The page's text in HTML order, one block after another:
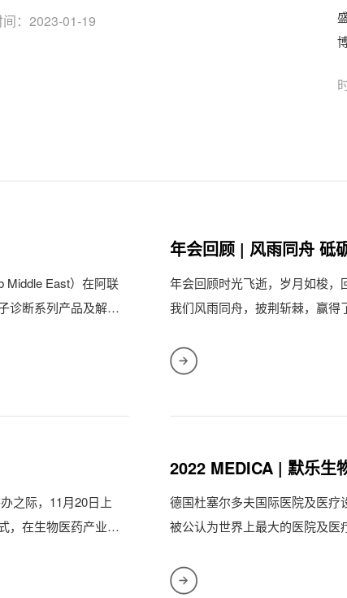
间：2023-01-19
Middle East）在阿联
诊断系列产品及解决
年会回顾 | 风雨同舟 砥
年会回顾时光飞逝，岁月如梭，
我们风雨同舟，披荆斩棘，赢
之际，11月20日上
，在生物医药产业园
2022 MEDICA | 默乐生
德国杜塞尔多夫国际医院及医疗
被公认为世界上最大的医院及